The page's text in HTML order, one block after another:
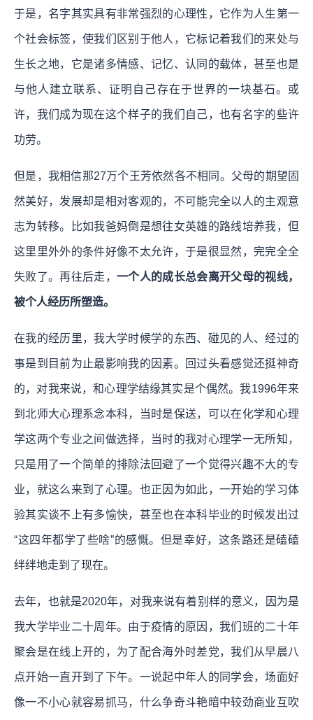
于是，名字其实具有非常强烈的心理性，它作为人生第一
个社会标签，使我们区别于他人，它标记着我们的来处与
生长之地，它是诸多情感、记忆、认同的载体，甚至也是
与他人建立联系、证明自己存在于世界的一块基石。或
许，我们成为现在这个样子的我们自己，也有名字的些许
功劳。
但是，我相信那27万个王芳依然各不相同。父母的期望固
然美好，发展却是相对客观的，不可能完全以人的主观意
志为转移。比如我爸妈倒是想往女英雄的路线培养我，但
这里里外外的条件好像不太允许，于是很显然，完完全全
失败了。再往后走， 一个人的成长总会离开父母的视线，
被个人经历所塑造。
在我的经历里，我大学时候学的东西、碰见的人、经过的
事是到目前为止最影响我的因素。回过头看感觉还挺神奇
的，对我来说，和心理学结缘其实是个偶然。我1996年来
到北师大心理系念本科，当时是保送，可以在化学和心理
学这两个专业之间做选择，当时的我对心理学一无所知，
只是用了一个简单的排除法回避了一个觉得兴趣不大的专
业，就这么来到了心理。也正因为如此，一开始的学习体
验其实谈不上有多愉快，甚至也在本科毕业的时候发出过
“这四年都学了些啥”的感慨。但是幸好，这条路还是磕磕
绊绊地走到了现在。
去年，也就是2020年，对我来说有着别样的意义，因为是
我大学毕业二十周年。由于疫情的原因，我们班的二十年
聚会是在线上开的，为了配合海外时差党，我们从早晨八
点开始一直开到了下午。一说起中年人的同学会，场面好
像一不小心就容易抓马，什么争奇斗艳暗中较劲商业互吹